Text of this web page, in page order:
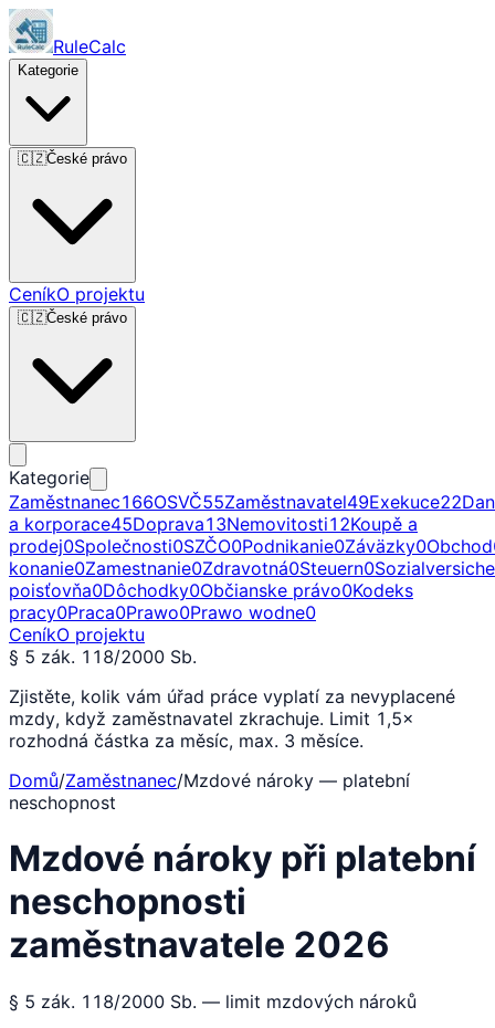
RuleCalc
Kategorie
🇨🇿České právo
CeníkO projektu
🇨🇿České právo
Kategorie
Zaměstnanec166OSVČ55Zaměstnavatel49Exekuce22
a korporace45Doprava13Nemovitosti12Koupě a
prodej0Společnosti0SZČO0Podnikanie0Záväzky0Obchod
konanie0Zamestnanie0Zdravotná0Steuern0
poisťovňa0Dôchodky0Občianske právo0Kodeks
pracy0Praca0Prawo0Prawo wodne0
CeníkO projektu
§ 5 zák. 118/2000 Sb.
Zjistěte, kolik vám úřad práce vyplatí za nevyplacené
mzdy, když zaměstnavatel zkrachuje. Limit 1,5×
rozhodná částka za měsíc, max. 3 měsíce.
Domů/Zaměstnanec/Mzdové nároky — platební
neschopnost
Mzdové nároky při platební
neschopnosti
zaměstnavatele 2026
§ 5 zák. 118/2000 Sb. — limit mzdových nároků